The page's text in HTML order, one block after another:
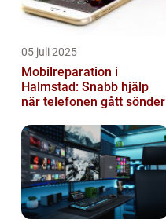
05 juli 2025
Mobilreparation i
Halmstad: Snabb hjälp
när telefonen gått sönder